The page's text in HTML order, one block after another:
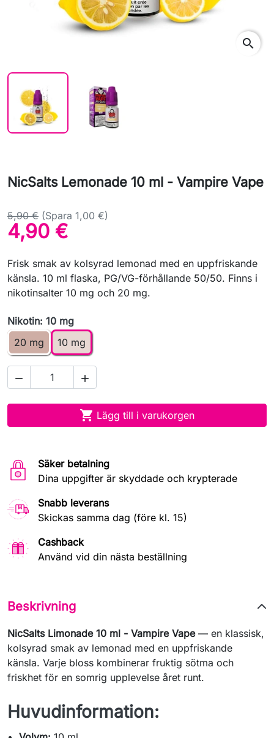
search
NicSalts Lemonade 10 ml - Vampire Vape
5,90 € (Spara 1,00 €)
4,90 €
Frisk smak av kolsyrad lemonad med en uppfriskande
känsla. 10 ml flaska, PG/VG-förhållande 50/50. Finns i
nikotinsalter 10 mg och 20 mg.
Nikotin: 10 mg
20 mg
10 mg
 
 Lägg till i varukorgen
Säker betalning
Dina uppgifter är skyddade och krypterade
Snabb leverans
Skickas samma dag (före kl. 15)
Cashback
Använd vid din nästa beställning
Beskrivning
NicSalts Limonade 10 ml - Vampire Vape— en klassisk,
kolsyrad smak av lemonad med en uppfriskande
känsla. Varje bloss kombinerar fruktig sötma och
friskhet för en somrig upplevelse året runt.
Huvudinformation: